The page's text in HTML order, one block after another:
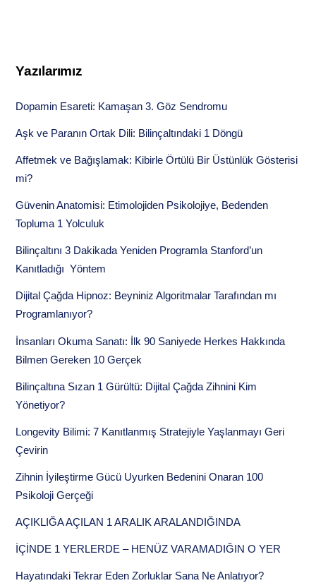
Yazılarımız
Dopamin Esareti: Kamaşan 3. Göz Sendromu
Aşk ve Paranın Ortak Dili: Bilinçaltındaki 1 Döngü
Affetmek ve Bağışlamak: Kibirle Örtülü Bir Üstünlük Gösterisi
mi?
Güvenin Anatomisi: Etimolojiden Psikolojiye, Bedenden
Topluma 1 Yolculuk
Bilinçaltını 3 Dakikada Yeniden Programla Stanford’un
Kanıtladığı Yöntem
Dijital Çağda Hipnoz: Beyniniz Algoritmalar Tarafından mı
Programlanıyor?
İnsanları Okuma Sanatı: İlk 90 Saniyede Herkes Hakkında
Bilmen Gereken 10 Gerçek
Bilinçaltına Sızan 1 Gürültü: Dijital Çağda Zihnini Kim
Yönetiyor?
Longevity Bilimi: 7 Kanıtlanmış Stratejiyle Yaşlanmayı Geri
Çevirin
Zihnin İyileştirme Gücü Uyurken Bedenini Onaran 100
Psikoloji Gerçeği
AÇIKLIĞA AÇILAN 1 ARALIK ARALANDIĞINDA
İÇİNDE 1 YERLERDE – HENÜZ VARAMADIĞIN O YER
Hayatındaki Tekrar Eden Zorluklar Sana Ne Anlatıyor?